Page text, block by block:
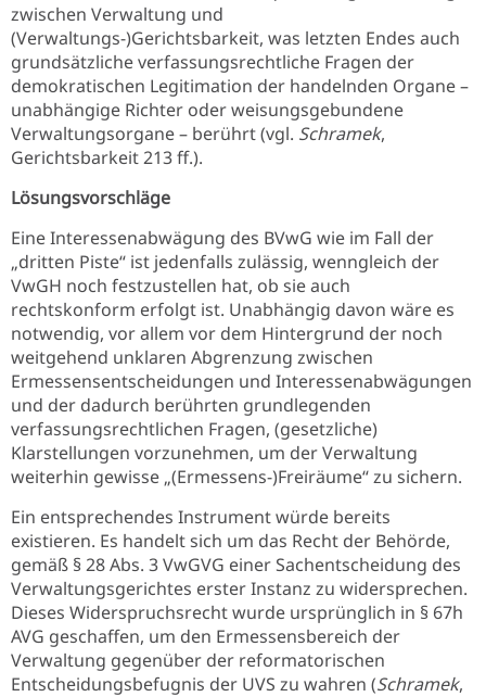
zwischen Verwaltung und
(Verwaltungs-)Gerichtsbarkeit, was letzten Endes auch
grundsätzliche verfassungsrechtliche Fragen der
demokratischen Legitimation der handelnden Organe –
unabhängige Richter oder weisungsgebundene
Verwaltungsorgane – berührt (vgl. Schramek,
Gerichtsbarkeit 213 ff.).
Lösungsvorschläge
Eine Interessenabwägung des BVwG wie im Fall der
„dritten Piste“ ist jedenfalls zulässig, wenngleich der
VwGH noch festzustellen hat, ob sie auch
rechtskonform erfolgt ist. Unabhängig davon wäre es
notwendig, vor allem vor dem Hintergrund der noch
weitgehend unklaren Abgrenzung zwischen
Ermessensentscheidungen und Interessenabwägungen
und der dadurch berührten grundlegenden
verfassungsrechtlichen Fragen, (gesetzliche)
Klarstellungen vorzunehmen, um der Verwaltung
weiterhin gewisse „(Ermessens-)Freiräume“ zu sichern.
Ein entsprechendes Instrument würde bereits
existieren. Es handelt sich um das Recht der Behörde,
gemäß § 28 Abs. 3 VwGVG einer Sachentscheidung des
Verwaltungsgerichtes erster Instanz zu widersprechen.
Dieses Widerspruchsrecht wurde ursprünglich in § 67h
AVG geschaffen, um den Ermessensbereich der
Verwaltung gegenüber der reformatorischen
Entscheidungsbefugnis der UVS zu wahren (Schramek,